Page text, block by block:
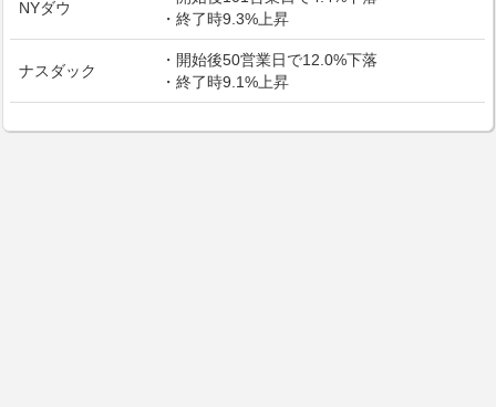
NYダウ
・終了時9.3%上昇
ナスダック
・開始後50営業日で12.0%下落
・終了時9.1%上昇